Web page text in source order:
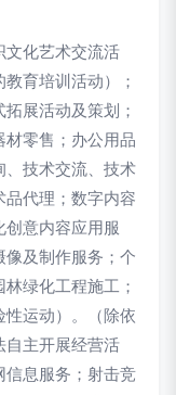
文化艺术交流活
育培训活动）；
展活动及策划；
零售；办公用品
、技术交流、技术
代理；数字内容
意内容应用服
及制作服务；个
绿化工程施工；
运动）。（除依
自主开展经营活
信息服务；射击竞